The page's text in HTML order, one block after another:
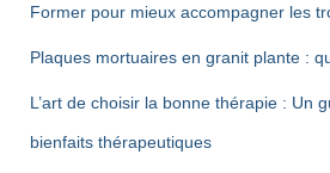
Former pour mieux accompagner les
Plaques mortuaires en granit plante :
L’art de choisir la bonne thérapie : Un
bienfaits thérapeutiques